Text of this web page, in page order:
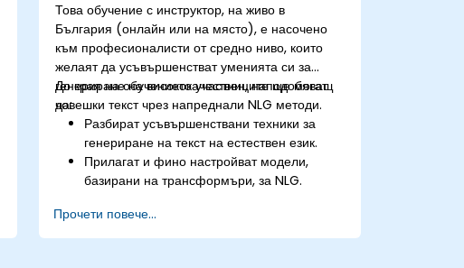
Това обучение с инструктор, на живо в
България (онлайн или на място), е насочено
към професионалисти от средно ниво, които
желаят да усъвършенстват уменията си за
генериране на висококачествен, наподобяващ
човешки текст чрез напреднали NLG методи.
До края на обучението участниците ще могат
да:
Разбират усъвършенствани техники за
генериране на текст на естествен език.
Прилагат и фино настройват модели,
базирани на трансформъри, за NLG.
кохерентност и релевантност.
Оценяват качеството на генерирания
Прочети повече...